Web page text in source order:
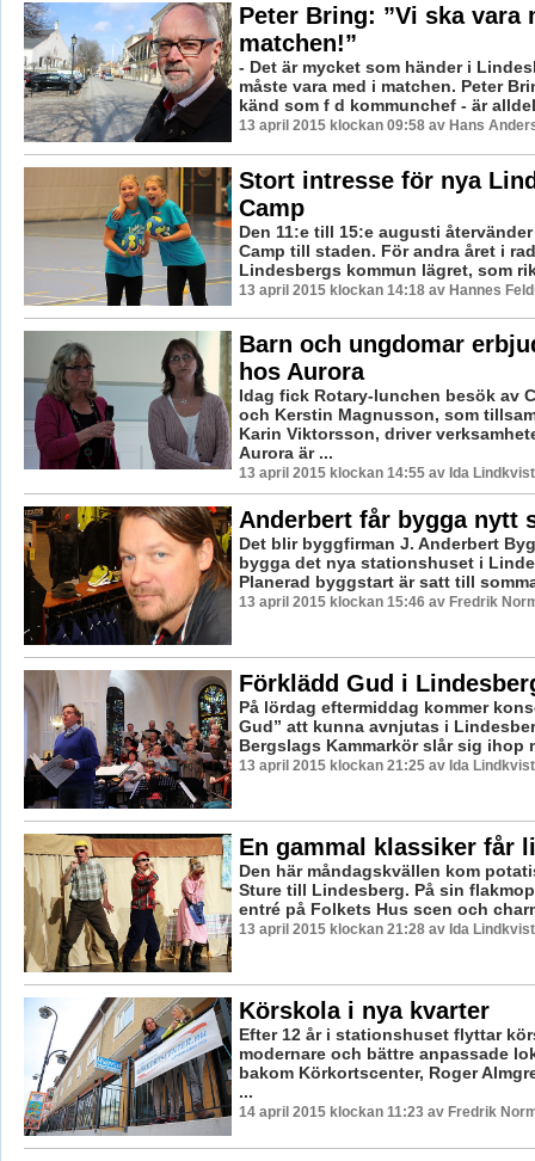
Peter Bring: ”Vi ska vara
matchen!”
- Det är mycket som händer i
måste vara med i matchen. Peter
känd som f d kommunchef - är
13 april 2015 klockan 09:58 av Hans
Stort intresse för nya
Camp
Den 11:e till 15:e augusti
Camp till staden. För andra året i
Lindesbergs kommun lägret, som
13 april 2015 klockan 14:18 av Hannes
Barn och ungdomar
hos Aurora
Idag fick Rotary-lunchen besök av
och Kerstin Magnusson, som
Karin Viktorsson, driver
Aurora är ...
13 april 2015 klockan 14:55 av Ida Lindkvist
Anderbert får bygga nytt
Det blir byggfirman J. Anderbert
bygga det nya stationshuset i
Planerad byggstart är satt till
13 april 2015 klockan 15:46 av Fredrik
Förklädd Gud i
På lördag eftermiddag kommer
Gud” att kunna avnjutas i
Bergslags Kammarkör slår sig ihop
13 april 2015 klockan 21:25 av Ida Lindkvist
En gammal klassiker får
Den här måndagskvällen kom
Sture till Lindesberg. På sin
entré på Folkets Hus scen och
13 april 2015 klockan 21:28 av Ida Lindkvist
Körskola i nya kvarter
Efter 12 år i stationshuset flyttar
modernare och bättre anpassade
bakom Körkortscenter, Roger
...
14 april 2015 klockan 11:23 av Fredrik